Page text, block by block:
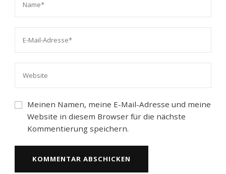
Meinen Namen, meine E-Mail-Adresse und meine
Website in diesem Browser für die nächste
Kommentierung speichern.